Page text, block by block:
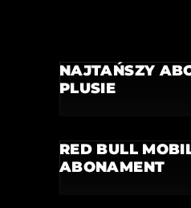
NAJTAŃSZY
PLUSIE
RED BULL
ABONAMENT